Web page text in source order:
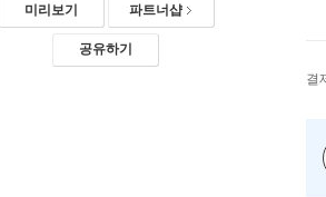
미리보기 파트너샵
공유하기
결